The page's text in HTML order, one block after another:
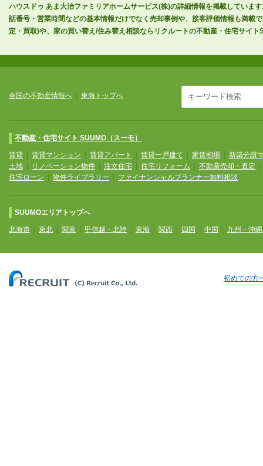
ハウスドゥ あま大治ファミリアホームサービス(株)の詳細情報を掲載していま
話番号・営業時間などの基本情報だけでなく売却事例や、接客評価情報も満載
定・買取)や、家の買い替え/住み替え相談ならリクルートの不動産・住宅サイト
全国の不動産情報へ 東海トップへ
不動産・住宅サイト SUUMO（スーモ）
賃貸 賃貸マンション 賃貸アパート 賃貸一戸建て 家賃相場
新築分譲
土地
リノベーション物件 注文住宅 住宅リフォーム 不動産売却・査定
住宅ローン
物件ライブラリー ファイナンシャルプランナー無料相談
SUUMOエリアトップへ
北海道 東北 関東 甲信越・北陸 東海 関西 四国 中国 九州・沖縄
初めての方